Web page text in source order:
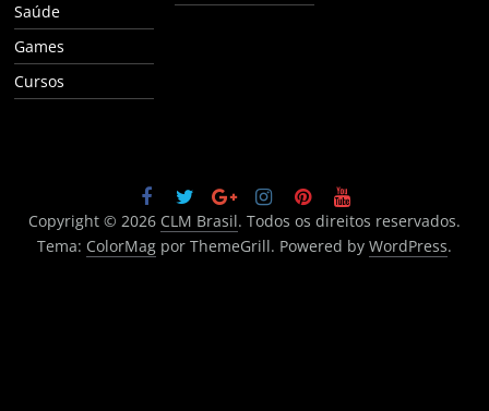
Saúde
Games
Cursos
Copyright © 2026 CLM Brasil. Todos os direitos reservados.
Tema: ColorMagpor ThemeGrill. Powered by WordPress.